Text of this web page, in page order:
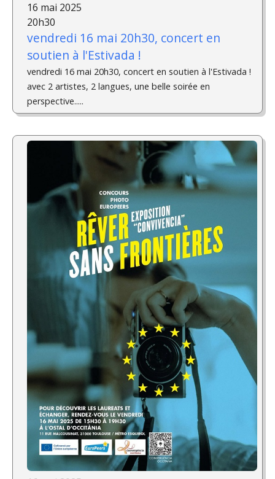
16 mai 2025
20h30
vendredi 16 mai 20h30, concert en
soutien à l'Estivada !
vendredi 16 mai 20h30, concert en soutien à l'Estivada !
avec 2 artistes, 2 langues, une belle soirée en
perspective.....